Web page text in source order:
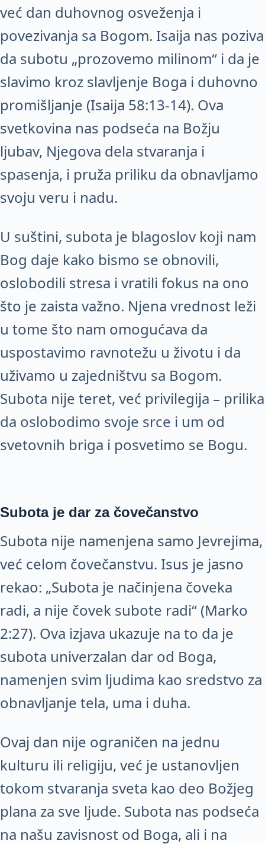
već dan duhovnog osveženja i
povezivanja sa Bogom. Isaija nas poziva
da subotu „prozovemo milinom“ i da je
slavimo kroz slavljenje Boga i duhovno
promišljanje (Isaija 58:13-14). Ova
svetkovina nas podseća na Božju
ljubav, Njegova dela stvaranja i
spasenja, i pruža priliku da obnavljamo
svoju veru i nadu.
U suštini, subota je blagoslov koji nam
Bog daje kako bismo se obnovili,
oslobodili stresa i vratili fokus na ono
što je zaista važno. Njena vrednost leži
u tome što nam omogućava da
uspostavimo ravnotežu u životu i da
uživamo u zajedništvu sa Bogom.
Subota nije teret, već privilegija – prilika
da oslobodimo svoje srce i um od
svetovnih briga i posvetimo se Bogu.
Subota je dar za čovečanstvo
Subota nije namenjena samo Jevrejima,
već celom čovečanstvu. Isus je jasno
rekao: „Subota je načinjena čoveka
radi, a nije čovek subote radi“ (Marko
2:27). Ova izjava ukazuje na to da je
subota univerzalan dar od Boga,
namenjen svim ljudima kao sredstvo za
obnavljanje tela, uma i duha.
Ovaj dan nije ograničen na jednu
kulturu ili religiju, već je ustanovljen
tokom stvaranja sveta kao deo Božjeg
plana za sve ljude. Subota nas podseća
na našu zavisnost od Boga, ali i na